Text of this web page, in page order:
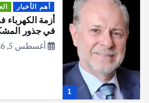
1
أهم الأخبار
أزمة الكهرباء
في جذور
أغسطس 5, 2026